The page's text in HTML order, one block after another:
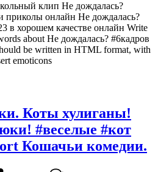
клип Не дождалась?
приколы онлайн Не дождалась?
в хорошем качестве онлайн Write
about Не дождалась? #6кадров
be written in HTML format, with
emoticons
Коты хулиганы!
#веселые #кот
Кошачьи комедии.